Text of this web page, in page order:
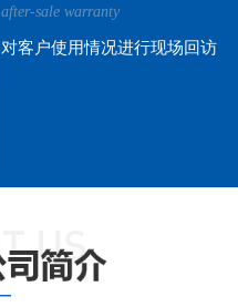
after-sale warranty
对客户使用情况进行现场回访